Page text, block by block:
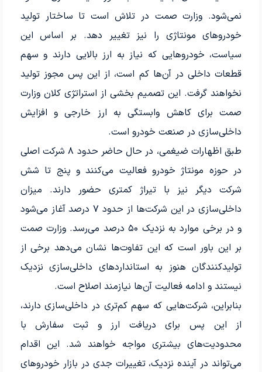
نمی‌شود. وزارت صمت در تلاش است تا ساختار تولید
خودروهای مونتاژی را نیز تغییر دهد. بر اساس این
سیاست، خودروهایی که نیاز به ارز بالایی دارند و سهم
قطعات داخلی در آن‌ها کم است، از این پس مجوز تولید
نخواهند گرفت. این تصمیم بخشی از استراتژی کلان وزارت
صمت برای کاهش وابستگی به ارز خارجی و افزایش
داخلی‌سازی در صنعت خودرو است.
طبق اظهارات ضیغمی، در حال حاضر حدود ۸ شرکت اصلی
در حوزه مونتاژ خودرو فعالیت می‌کنند و پنج تا شش
شرکت دیگر نیز با تیراژ کمتری حضور دارند. میزان
داخلی‌سازی در این شرکت‌ها از حدود ۷ درصد آغاز می‌شود
و در برخی موارد به نزدیک ۵۰ درصد می‌رسد. وزارت صمت
بر این باور است که این تفاوت‌ها نشان می‌دهد برخی از
تولیدکنندگان هنوز به استانداردهای داخلی‌سازی نزدیک
نیستند و ادامه فعالیت آن‌ها نیازمند اصلاح است.
بنابراین، شرکت‌هایی که سهم کم‌تری در داخلی‌سازی دارند،
از این پس برای دریافت ارز و ثبت سفارش با
محدودیت‌های بیشتری مواجه خواهند شد. این اقدام
می‌تواند در آینده نزدیک، تغییرات جدی در بازار خودروهای